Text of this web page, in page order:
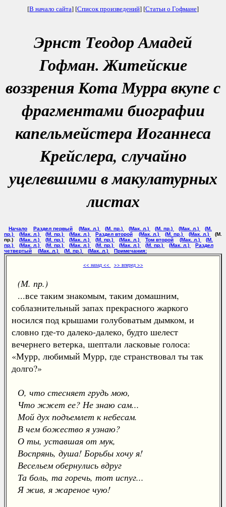
[В начало сайта] [Список произведений] [Статьи о Гофмане]
Эрнст Теодор Амадей
Гофман. Житейские
воззрения Кота Мурра вкупе с
фрагментами биографии
капельмейстера Иоганнеса
Крейслера, случайно
уцелевшими в макулатурных
листах
Начало Раздел первый (Мак. л.) (М. пр.) (Мак. л.) (М. пр.) (Мак. л.)
(М.
пр.)
(Мак. л.) (М. пр.) (Мак. л.) Раздел второй (Мак. л.) (М. пр.) (Мак. л.)
(М.
пр.)
(Мак. л.) (М. пр.) (Мак. л.) (М. пр.) (Мак. л.) Том второй (Мак. л.)
(М.
пр.)
(Мак. л.) (М. пр.) (Мак. л.) (М. пр.) (Мак. л.) (М. пр.) (Мак. л.)
Раздел
четвертый
(Мак. л.) (М. пр.) (Мак. л.) Примечания:
<< назад << >> вперед >>
(М. пр.)
...все таким знакомым, таким домашним,
соблазнительный запах прекрасного жаркого
носился под крышами голубоватым дымком, и
словно где-то далеко-далеко, будто шелест
вечернего ветерка, шептали ласковые голоса:
«Мурр, любимый Мурр, где странствовал ты так
долго?»
О, что стесняет грудь мою,
Что жжет ее? Не знаю сам...
Мой дух подъемлет к небесам.
В чем божество я узнаю?
О ты, уставшая от мук,
Воспрянь, душа! Борьбы хочу я!
Весельем обернулись вдруг
Та боль, та горечь, тот испуг...
Я жив, я жареное чую!